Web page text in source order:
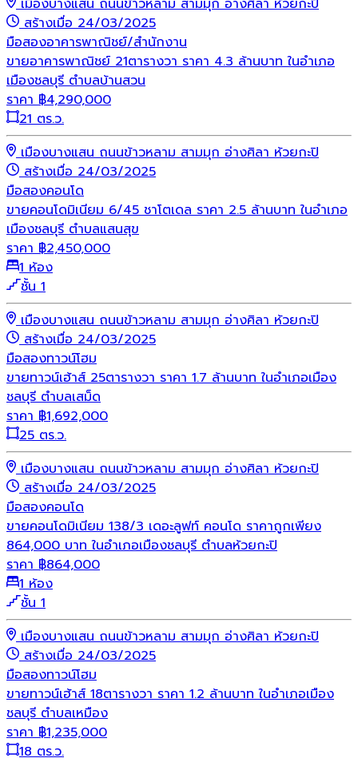
เมืองบางแสน ถนนข้าวหลาม สามมุก อ่างศิลา ห้วยกะปิ
สร้างเมื่อ 24/03/2025
มือสองอาคารพาณิชย์/สำนักงาน
ขายอาคารพาณิชย์ 21ตารางวา ราคา 4.3 ล้านบาท ในอำเภอ
เมืองชลบุรี ตำบลบ้านสวน
ราคา ฿4,290,000
21 ตร.ว.
เมืองบางแสน ถนนข้าวหลาม สามมุก อ่างศิลา ห้วยกะปิ
สร้างเมื่อ 24/03/2025
มือสองคอนโด
ขายคอนโดมิเนียม 6/45 ชาโตเดล ราคา 2.5 ล้านบาท ในอำเภอ
เมืองชลบุรี ตำบลแสนสุข
ราคา ฿2,450,000
1 ห้อง
ชั้น 1
เมืองบางแสน ถนนข้าวหลาม สามมุก อ่างศิลา ห้วยกะปิ
สร้างเมื่อ 24/03/2025
มือสองทาวน์โฮม
ขายทาวน์เฮ้าส์ 25ตารางวา ราคา 1.7 ล้านบาท ในอำเภอเมือง
ชลบุรี ตำบลเสม็ด
ราคา ฿1,692,000
25 ตร.ว.
เมืองบางแสน ถนนข้าวหลาม สามมุก อ่างศิลา ห้วยกะปิ
สร้างเมื่อ 24/03/2025
มือสองคอนโด
ขายคอนโดมิเนียม 138/3 เดอะลูฟท์ คอนโด ราคาถูกเพียง
864,000 บาท ในอำเภอเมืองชลบุรี ตำบลห้วยกะปิ
ราคา ฿864,000
1 ห้อง
ชั้น 1
เมืองบางแสน ถนนข้าวหลาม สามมุก อ่างศิลา ห้วยกะปิ
สร้างเมื่อ 24/03/2025
มือสองทาวน์โฮม
ขายทาวน์เฮ้าส์ 18ตารางวา ราคา 1.2 ล้านบาท ในอำเภอเมือง
ชลบุรี ตำบลเหมือง
ราคา ฿1,235,000
18 ตร.ว.